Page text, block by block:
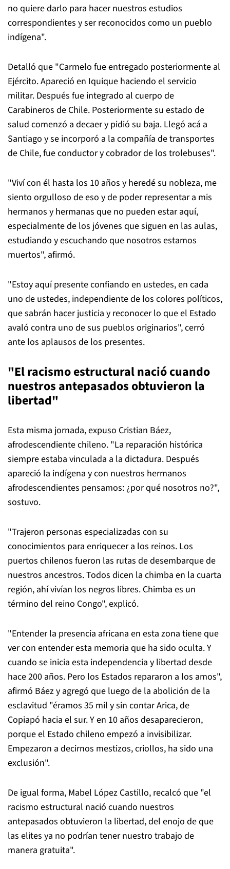
no quiere darlo para hacer nuestros estudios
correspondientes y ser reconocidos como un pueblo
indígena".
Detalló que "Carmelo fue entregado posteriormente al
Ejército. Apareció en Iquique haciendo el servicio
militar. Después fue integrado al cuerpo de
Carabineros de Chile. Posteriormente su estado de
salud comenzó a decaer y pidió su baja. Llegó acá a
Santiago y se incorporó a la compañía de transportes
de Chile, fue conductor y cobrador de los trolebuses".
"Viví con él hasta los 10 años y heredé su nobleza, me
siento orgulloso de eso y de poder representar a mis
hermanos y hermanas que no pueden estar aquí,
especialmente de los jóvenes que siguen en las aulas,
estudiando y escuchando que nosotros estamos
muertos", afirmó.
"Estoy aquí presente confiando en ustedes, en cada
uno de ustedes, independiente de los colores políticos,
que sabrán hacer justicia y reconocer lo que el Estado
avaló contra uno de sus pueblos originarios", cerró
ante los aplausos de los presentes.
"El racismo estructural nació cuando
nuestros antepasados obtuvieron la
libertad"
Esta misma jornada, expuso Cristian Báez,
afrodescendiente chileno. "La reparación histórica
siempre estaba vinculada a la dictadura. Después
apareció la indígena y con nuestros hermanos
afrodescendientes pensamos: ¿por qué nosotros no?",
sostuvo.
"Trajeron personas especializadas con su
conocimientos para enriquecer a los reinos. Los
puertos chilenos fueron las rutas de desembarque de
nuestros ancestros. Todos dicen la chimba en la cuarta
región, ahí vivían los negros libres. Chimba es un
término del reino Congo", explicó.
"Entender la presencia africana en esta zona tiene que
ver con entender esta memoria que ha sido oculta. Y
cuando se inicia esta independencia y libertad desde
hace 200 años. Pero los Estados repararon a los amos",
afirmó Báez y agregó que luego de la abolición de la
esclavitud "éramos 35 mil y sin contar Arica, de
Copiapó hacia el sur. Y en 10 años desaparecieron,
porque el Estado chileno empezó a invisibilizar.
Empezaron a decirnos mestizos, criollos, ha sido una
exclusión".
De igual forma, Mabel López Castillo, recalcó que "el
racismo estructural nació cuando nuestros
antepasados obtuvieron la libertad, del enojo de que
las elites ya no podrían tener nuestro trabajo de
manera gratuita".